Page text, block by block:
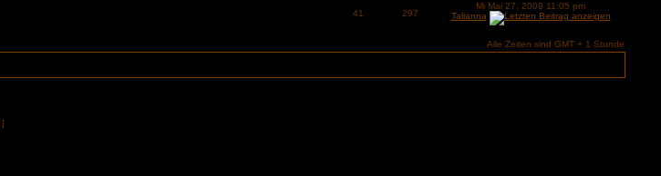
41 297
Mi Mai 27, 2009 11:05 pm
Talianna
Alle Zeiten sind GMT + 1 Stunde
]